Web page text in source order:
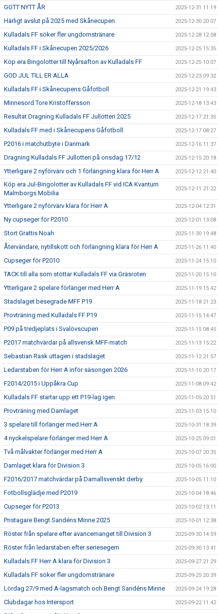
GOTT NYTT ÅR 2025-12-31 11:19
Härligt avslut på 2025 med Skånecupen 2025-12-30 20:07
Kulladals FF söker fler ungdomstränare 2025-12-28 12:08
Kulladals FF i Skånecupen 2025/2026 2025-12-25 15:35
Köp era Bingolotter till Nyårsafton av Kulladals FF 2025-12-25 10:07
GOD JUL TILL ER ALLA 2025-12-23 09:32
Kulladals FF i Skånecupens Gåfotboll 2025-12-21 19:43
Minnesord Tore Kristoffersson 2025-12-18 13:43
Resultat Dragning Kulladals FF Jullotteri 2025 2025-12-17 21:35
Kulladals FF med i Skånecupens Gåfotboll 2025-12-17 08:27
P2016 i matchutbyte i Danmark 2025-12-16 11:37
Dragning Kulladals FF Jullotteri på onsdag 17/12 2025-12-15 20:18
Ytterligare 2 nyförvärv och 1 förlängning klara för Herr A 2025-12-12 21:40
Köp era Jul-Bingolotter av Kulladals FF vid ICA Kvantum
Malmborgs Mobilia
2025-12-11 21:22
Ytterligare 2 nyförvärv klara för Herr A 2025-12-04 12:31
Ny cupseger för P2010 2025-12-01 13:08
Stort Grattis Noah 2025-11-30 19:48
Återvändare, nytillskott och förlängning klara för Herr A 2025-11-26 11:40
Cupseger för P2010 2025-11-24 15:10
TACK till alla som stöttar Kulladals FF via Gräsroten 2025-11-20 15:10
Ytterligare 2 spelare förlänger med Herr A 2025-11-19 15:42
Stadslaget besegrade MFF P19 2025-11-18 21:23
Provträning med Kulladals FF P19 2025-11-15 14:47
P09 på tredjeplats i Svalövscupen 2025-11-15 08:45
P2017 matchvärdar på allsvensk MFF-match 2025-11-13 15:22
Sebastian Rask uttagen i stadslaget 2025-11-12 21:57
Ledarstaben för Herr A inför säsongen 2026 2025-11-10 20:17
F2014/2015 i Uppåkra Cup 2025-11-08 09:42
Kulladals FF startar upp ett P19-lag igen 2025-11-05 20:51
Provträning med Damlaget 2025-11-03 15:10
3 spelare till förlänger med Herr A 2025-10-31 18:39
4 nyckelspelare förlänger med Herr A 2025-10-25 09:01
Två målvakter förlänger med Herr A 2025-10-07 20:35
Damlaget klara för Division 3 2025-10-05 16:00
F2016/2017 matchvärdar på Damallsvenskt derby 2025-10-05 11:10
Fotbollsglädje med P2019 2025-10-04 18:46
Cupseger för P2013 2025-10-02 13:11
Pristagare Bengt Sandéns Minne 2025 2025-10-01 12:38
Röster från spelare efter avancemanget till Division 3 2025-09-30 14:59
Röster från ledarstaben efter seriesegern 2025-09-30 13:41
Kulladals FF Herr A klara för Division 3 2025-09-27 21:29
Kulladals FF söker fler ungdomstränare 2025-09-25 20:39
Lördag 27/9 med A-lagsmatch och Bengt Sandéns Minne 2025-09-24 19:28
Clubdagar hos Intersport 2025-09-22 11:42